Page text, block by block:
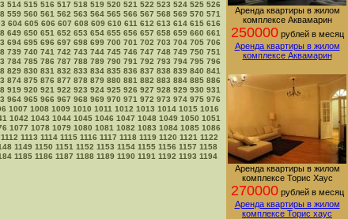
514 515 516 517 518 519 520 521 522 523 524 525 526
559 560 561 562 563 564 565 566 567 568 569 570 571
604 605 606 607 608 609 610 611 612 613 614 615 616
649 650 651 652 653 654 655 656 657 658 659 660 661
694 695 696 697 698 699 700 701 702 703 704 705 706
739 740 741 742 743 744 745 746 747 748 749 750 751
784 785 786 787 788 789 790 791 792 793 794 795 796
829 830 831 832 833 834 835 836 837 838 839 840 841
874 875 876 877 878 879 880 881 882 883 884 885 886
919 920 921 922 923 924 925 926 927 928 929 930 931
964 965 966 967 968 969 970 971 972 973 974 975 976
1007 1008 1009 1010 1011 1012 1013 1014 1015 1016
1042 1043 1044 1045 1046 1047 1048 1049 1050 1051
1077 1078 1079 1080 1081 1082 1083 1084 1085 1086
1112 1113 1114 1115 1116 1117 1118 1119 1120 1121 1122
1149 1150 1151 1152 1153 1154 1155 1156 1157 1158
1185 1186 1187 1188 1189 1190 1191 1192 1193 1194
Аренда квартиры в жилом
комплексе Аквамарин
250000рублей в месяц
Аренда квартиры в жилом
комплексе Аквамарин
Аренда квартиры в жилом
комплексе Торис Хаус
270000рублей в месяц
Аренда квартиры в жилом
комплексе Торис хаус